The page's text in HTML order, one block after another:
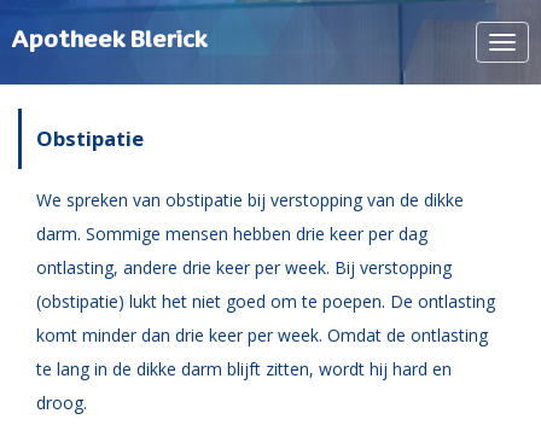
Apotheek Blerick
Obstipatie
We spreken van obstipatie bij verstopping van de dikke
darm. Sommige mensen hebben drie keer per dag
ontlasting, andere drie keer per week. Bij verstopping
(obstipatie) lukt het niet goed om te poepen. De ontlasting
komt minder dan drie keer per week. Omdat de ontlasting
te lang in de dikke darm blijft zitten, wordt hij hard en
droog.